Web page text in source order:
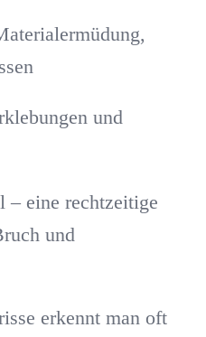
und
– eine rechtzeitige
und
erkennt man oft